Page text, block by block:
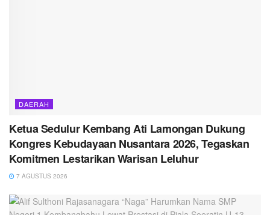
DAERAH
Ketua Sedulur Kembang Ati Lamongan Dukung
Kongres Kebudayaan Nusantara 2026, Tegaskan
Komitmen Lestarikan Warisan Leluhur
7 AGUSTUS 2026